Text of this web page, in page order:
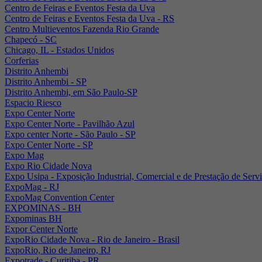
Centro de Feiras e Eventos Festa da Uva
Centro de Feiras e Eventos Festa da Uva - RS
Centro Multieventos Fazenda Rio Grande
Chapecó - SC
Chicago, IL - Estados Unidos
Corferias
Distrito Anhembi
Distrito Anhembi - SP
Distrito Anhembi, em São Paulo-SP
Espacio Riesco
Expo Center Norte
Expo Center Norte - Pavilhão Azul
Expo center Norte - São Paulo - SP
Expo Center Norte - SP
Expo Mag
Expo Rio Cidade Nova
Expo Usipa - Exposição Industrial, Comercial e de Prestação de
ExpoMag - RJ
ExpoMag Convention Center
EXPOMINAS - BH
Expominas BH
Expor Center Norte
ExpoRio Cidade Nova - Rio de Janeiro - Brasil
ExpoRio, Rio de Janeiro, RJ